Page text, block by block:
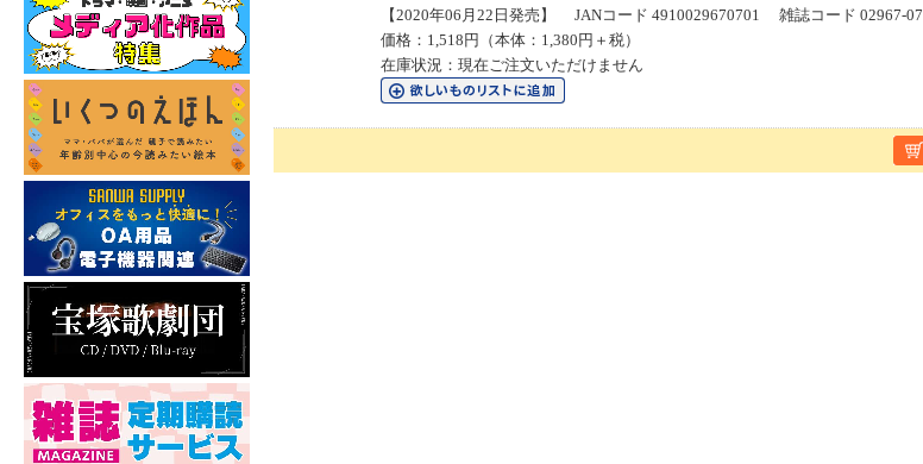
【2020年06月22日発売】 JANコード 4910029670701 雑誌コード 02967-07
価格：1,518円（本体：1,380円＋税）
在庫状況：現在ご注文いただけません